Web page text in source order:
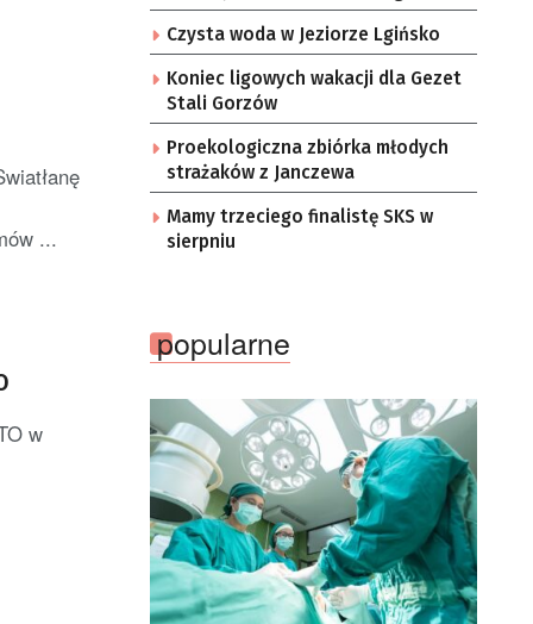
...
w
Czysta woda w Jeziorze Lgińsko
Koniec ligowych wakacji dla Gezet
Stali Gorzów
Proekologiczna zbiórka młodych
strażaków z Janczewa
Mamy trzeciego finalistę SKS w
sierpniu
popularne